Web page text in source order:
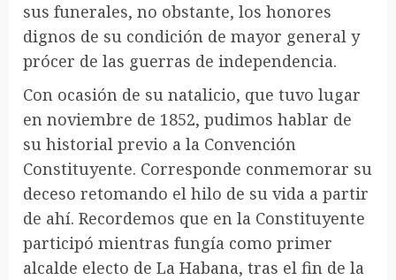
sus funerales, no obstante, los honores
dignos de su condición de mayor general y
prócer de las guerras de independencia.
Con ocasión de su natalicio, que tuvo lugar
en noviembre de 1852, pudimos hablar de
su historial previo a la Convención
Constituyente. Corresponde conmemorar su
deceso retomando el hilo de su vida a partir
de ahí. Recordemos que en la Constituyente
participó mientras fungía como primer
alcalde electo de La Habana, tras el fin de la